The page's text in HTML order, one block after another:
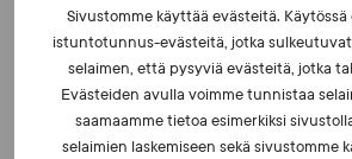
Sivustomme käyttää evästeitä. Käytössä
istuntotunnus-evästeitä, jotka
selaimen, että pysyviä evästeitä, jotka
Evästeiden avulla voimme tunnistaa
saamaamme tietoa esimerkiksi
selaimien laskemiseen sekä sivustomme
NYHETER - 23.2.2026
Antalet kontroller ökade år 2025
utmärkta betyg
NYHETER - 26.3.2025